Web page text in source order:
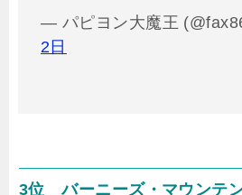
— パピヨン大魔王
2日
3位 バーニーズ・マウンテ